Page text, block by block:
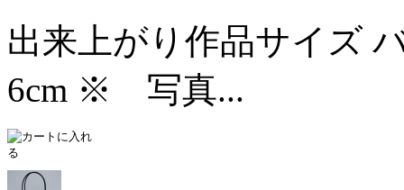
出来上がり作品サイズ
6cm ※ 写真...